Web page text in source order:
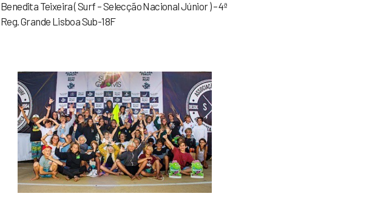
Benedita Teixeira ( Surf – Selecção Nacional Júnior ) – 4ª
Reg. Grande Lisboa Sub-18F